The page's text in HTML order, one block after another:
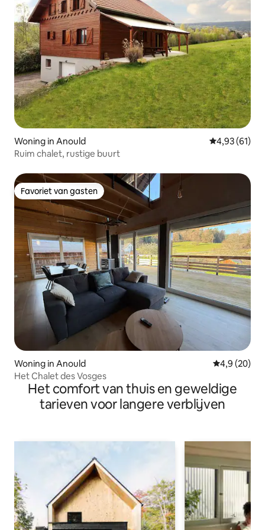
Woning in Anould Gemiddelde
4,93 (61)
Ruim chalet, rustige buurt
Favoriet van gasten
Favoriet van gasten
Woning in Anould Gemiddelde
4,9 (20)
Het Chalet des Vosges
Het comfort van thuis en geweldige
tarieven voor langere verblijven